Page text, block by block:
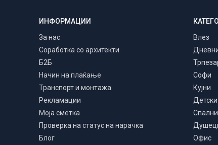
ИНФОРМАЦИИ
За нас
Соработка со архитекти
Б2Б
Начин на плаќање
Транспорт и монтажа
Рекламации
Моја сметка
Проверка на статус на нарачка
Блог
Влез
Софи
Кујни
Детски
Спални
Офис